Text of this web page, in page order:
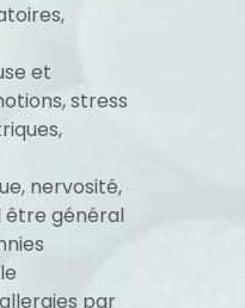
et
stress
nervosité,
être général
par